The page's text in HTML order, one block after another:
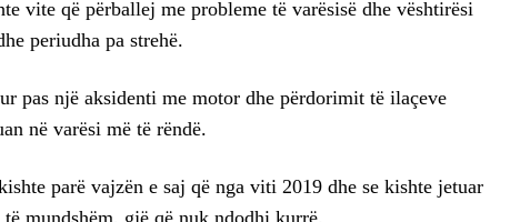
vite që përballej me probleme të varësisë dhe vështirësi
periudha pa strehë.
pas një aksidenti me motor dhe përdorimit të ilaçeve
në varësi më të rëndë.
parë vajzën e saj që nga viti 2019 dhe se kishte jetuar
mundshëm, gjë që nuk ndodhi kurrë.